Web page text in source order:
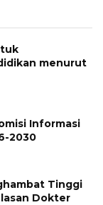
menurut
Informasi
2030
Tinggi
Dokter